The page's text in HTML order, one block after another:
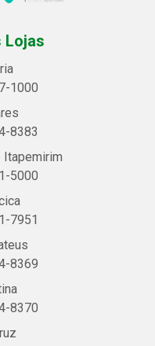
Lojas
1000
8383
Itapemirim
5000
7951
8369
8370